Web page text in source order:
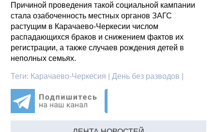
Причиной проведения такой социальной кампании
стала озабоченность местных органов ЗАГС
растущим в Карачаево-Черкесии числом
распадающихся браков и снижением фактов их
регистрации, а также случаев рождения детей в
неполных семьях.
Теги: Карачаево-Черкесия | День без разводов |